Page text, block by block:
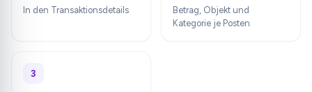
In den Transaktionsdetails
Betrag, Objekt und
Kategorie je Posten
3